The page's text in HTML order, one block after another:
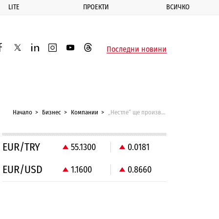
LITE ПРОЕКТИ ВСИЧКО
twitterlinkedininstagram
youtubethreadsПоследни новини
Начало Бизнес Компании „Нестле“ ще произвежда български KitKat в софийската фабрика
EUR/TRY 55.1300 0.0181
EUR/USD 1.1600 0.8660